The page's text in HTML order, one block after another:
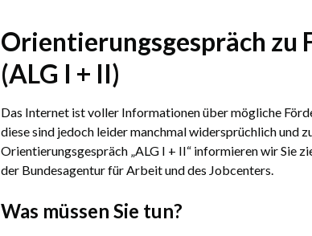
Orientierungsgespräch zu
(ALG I + II)
Das Internet ist voller Informationen über mögliche
diese sind jedoch leider manchmal widersprüchlich und
Orientierungsgespräch „ALG I + II“ informieren wir Sie
der Bundesagentur für Arbeit und des Jobcenters.
Was müssen Sie tun?